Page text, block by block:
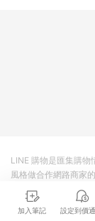
加入筆記 設定到價
LINE 購物是匯集購
風格做合作網路商家
商品至各合作網路商
準。